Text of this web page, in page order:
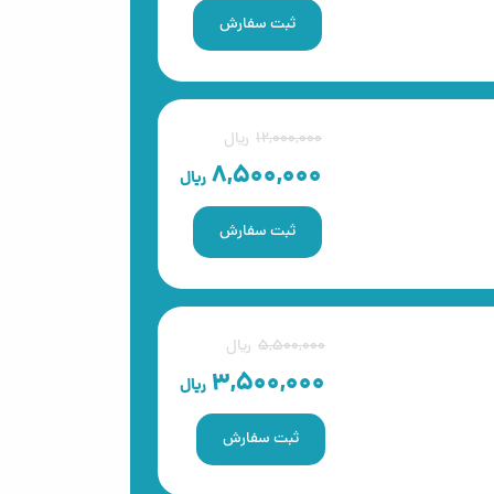
ثبت سفارش
12,000,000 ریال
8,500,000 ریال
ثبت سفارش
5,500,000 ریال
3,500,000 ریال
ثبت سفارش